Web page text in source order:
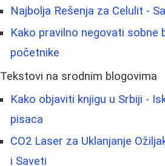
Najbolja Rešenja za Celulit -
Kako pravilno negovati sobne
početnike
Tekstovi na srodnim blogovima
Kako objaviti knjigu u Srbiji -
pisaca
CO2 Laser za Uklanjanje
i Saveti